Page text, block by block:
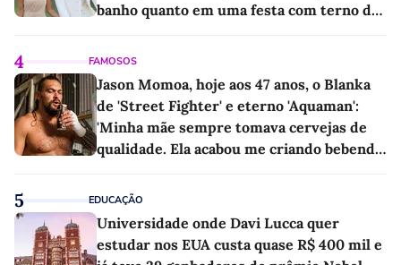
banho quanto em uma festa com terno de
4 FAMOSOS
Jason Momoa, hoje aos 47 anos, o Blanka
de 'Street Fighter' e eterno 'Aquaman':
'Minha mãe sempre tomava cervejas de
qualidade. Ela acabou me criando bebendo
5 EDUCAÇÃO
Universidade onde Davi Lucca quer
estudar nos EUA custa quase R$ 400 mil e